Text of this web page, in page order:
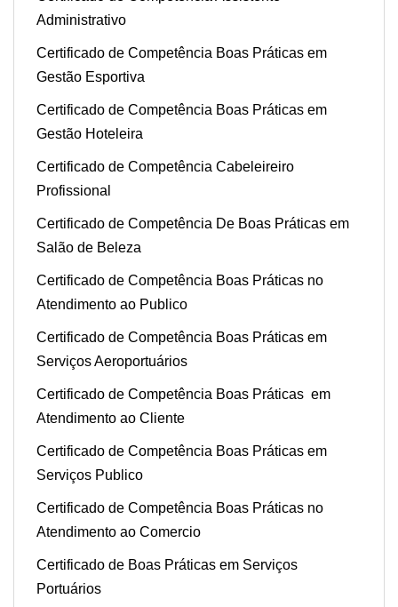
Administrativo
Certificado de Competência Boas Práticas em
Gestão Esportiva
Certificado de Competência Boas Práticas em
Gestão Hoteleira
Certificado de Competência Cabeleireiro
Profissional
Certificado de Competência De Boas Práticas em
Salão de Beleza
Certificado de Competência Boas Práticas no
Atendimento ao Publico
Certificado de Competência Boas Práticas em
Serviços Aeroportuários
Certificado de Competência Boas Práticas em
Atendimento ao Cliente
Certificado de Competência Boas Práticas em
Serviços Publico
Certificado de Competência Boas Práticas no
Atendimento ao Comercio
Certificado de Boas Práticas em Serviços
Portuários